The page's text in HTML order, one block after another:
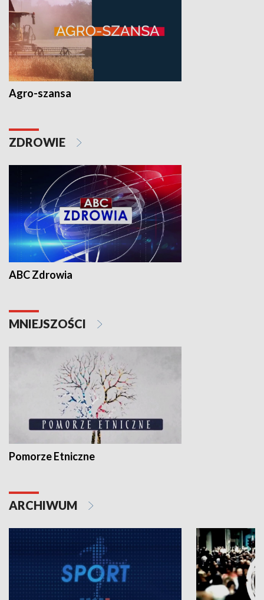
Agro-szansa
ZDROWIE
ABC Zdrowia
MNIEJSZOŚCI
Pomorze Etniczne
ARCHIWUM